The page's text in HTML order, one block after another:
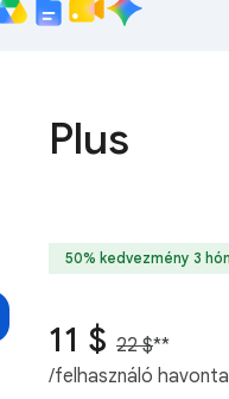
Plus
50% kedvezmény 3
11 $ 22 $**
/felhasználó havonta